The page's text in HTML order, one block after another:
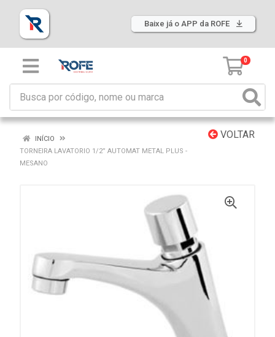
Baixe já o APP da ROFE
0
VOLTAR
INÍCIO
TORNEIRA LAVATORIO 1/2” AUTOMAT METAL PLUS -
MESANO